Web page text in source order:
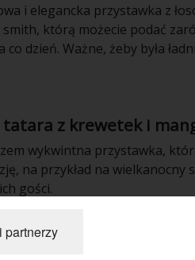
i elegancka przystawka z
smith, którą możecie podać
co dzień. Ważne, żeby była
tatara z krewetek i
wykwintna przystawka,
na przykład na wielkanocny
gości.
partnerzy